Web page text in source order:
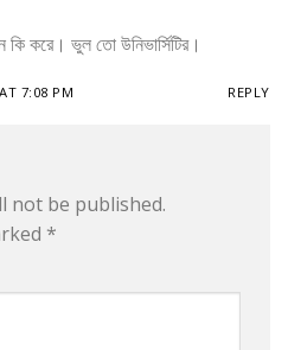
করে। ভুল তো উনিভার্সিটির।
7:08 PM REPLY
not be published.
*